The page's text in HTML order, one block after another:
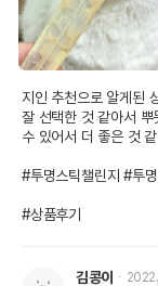
지인 추천으로 알게된
잘 선택한 것 같아서
수 있어서 더 좋은 것
#투명스틱챌린지 #투
#상품후기
김콩이